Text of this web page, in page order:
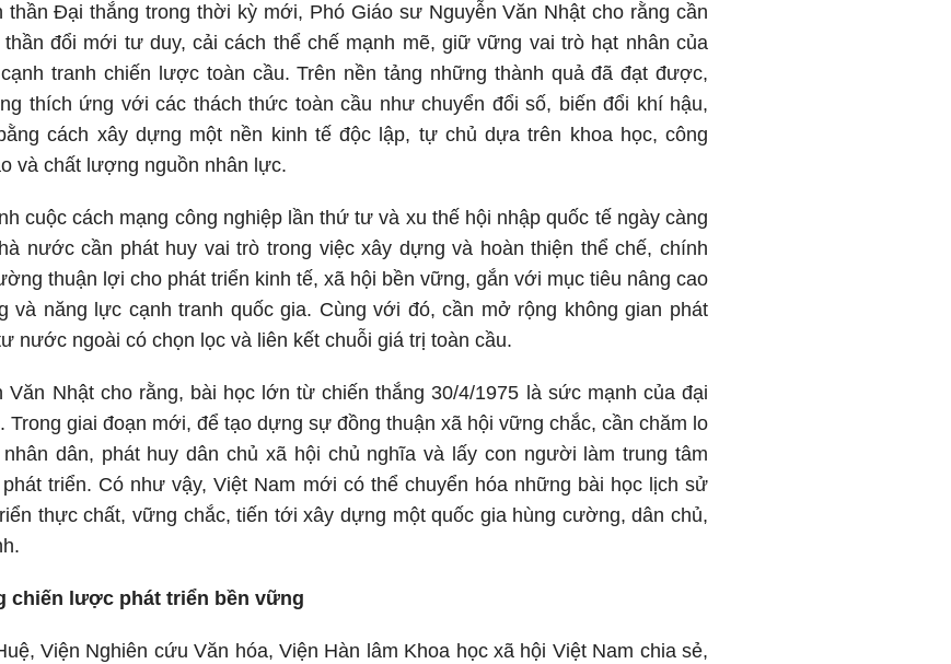
Đại thắng trong thời kỳ mới, Phó Giáo sư Nguyễn Văn Nhật cho rằng cần
đổi mới tư duy, cải cách thể chế mạnh mẽ, giữ vững vai trò hạt nhân của
tranh chiến lược toàn cầu. Trên nền tảng những thành quả đã đạt được,
thích ứng với các thách thức toàn cầu như chuyển đổi số, biến đổi khí hậu,
cách xây dựng một nền kinh tế độc lập, tự chủ dựa trên khoa học, công
và chất lượng nguồn nhân lực.
cuộc cách mạng công nghiệp lần thứ tư và xu thế hội nhập quốc tế ngày càng
nước cần phát huy vai trò trong việc xây dựng và hoàn thiện thể chế, chính
thuận lợi cho phát triển kinh tế, xã hội bền vững, gắn với mục tiêu nâng cao
và năng lực cạnh tranh quốc gia. Cùng với đó, cần mở rộng không gian phát
nước ngoài có chọn lọc và liên kết chuỗi giá trị toàn cầu.
Văn Nhật cho rằng, bài học lớn từ chiến thắng 30/4/1975 là sức mạnh của đại
Trong giai đoạn mới, để tạo dựng sự đồng thuận xã hội vững chắc, cần chăm lo
dân, phát huy dân chủ xã hội chủ nghĩa và lấy con người làm trung tâm
triển. Có như vậy, Việt Nam mới có thể chuyển hóa những bài học lịch sử
thực chất, vững chắc, tiến tới xây dựng một quốc gia hùng cường, dân chủ,
chiến lược phát triển bền vững
Viện Nghiên cứu Văn hóa, Viện Hàn lâm Khoa học xã hội Việt Nam chia sẻ,